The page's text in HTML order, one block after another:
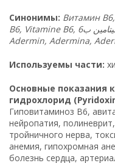
Синонимы: Витамин
B6, Vitamine B6,
ب6
Adermin, Adermina,
Используемы части:
Основные показания
гидрохлорид
Гиповитаминоз B6,
нейропатия,
тройничного нерва,
анемия, гипохромная
болезнь сердца,